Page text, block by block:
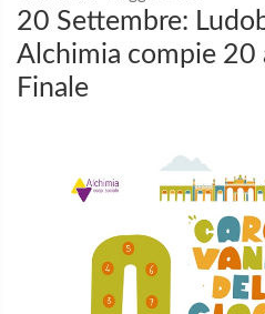
20 Settembre:
Alchimia compie 20
Finale